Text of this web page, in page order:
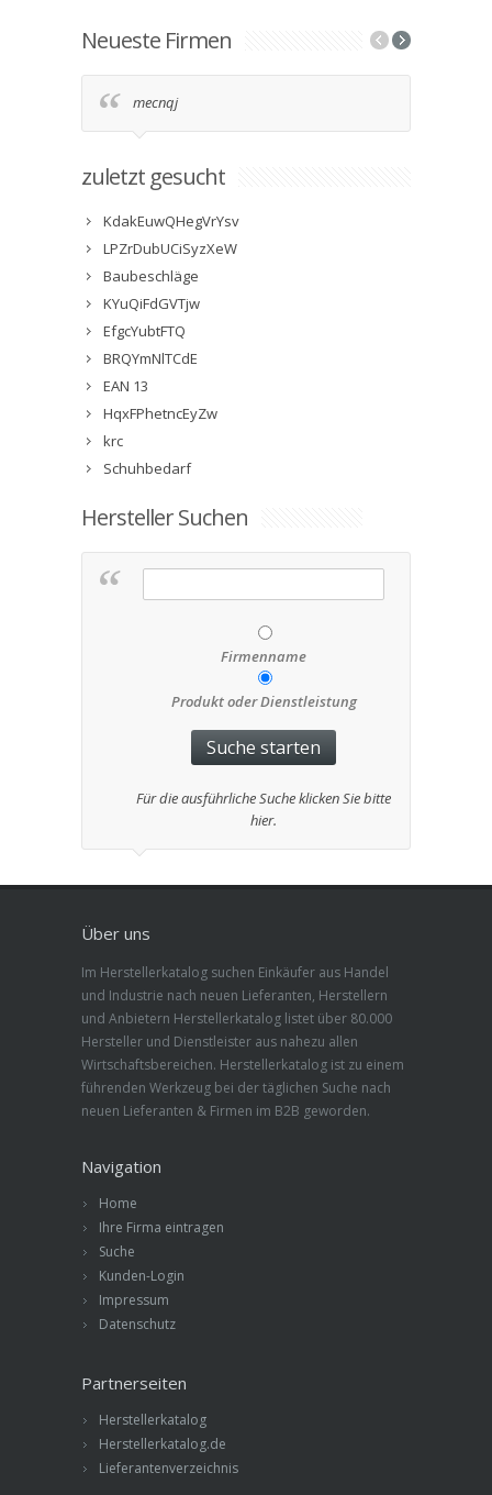
Neueste Firmen
mecnqj
zuletzt gesucht
KdakEuwQHegVrYsv
LPZrDubUCiSyzXeW
Baubeschläge
KYuQiFdGVTjw
EfgcYubtFTQ
BRQYmNlTCdE
EAN 13
HqxFPhetncEyZw
krc
Schuhbedarf
Hersteller Suchen
Firmenname
Produkt oder Dienstleistung
Für die ausführliche Suche klicken Sie bitte
hier.
Über uns
Im Herstellerkatalog suchen Einkäufer aus Handel
und Industrie nach neuen Lieferanten, Herstellern
und Anbietern Herstellerkatalog listet über 80.000
Hersteller und Dienstleister aus nahezu allen
Wirtschaftsbereichen. Herstellerkatalog ist zu einem
führenden Werkzeug bei der täglichen Suche nach
neuen Lieferanten & Firmen im B2B geworden.
Navigation
Home
Ihre Firma eintragen
Suche
Kunden-Login
Impressum
Datenschutz
Partnerseiten
Herstellerkatalog
Herstellerkatalog.de
Lieferantenverzeichnis